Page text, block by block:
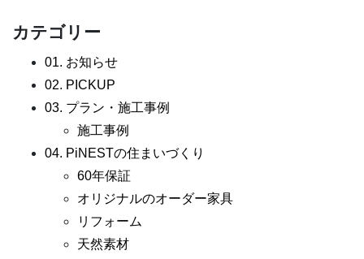
カテゴリー
01. お知らせ
02. PICKUP
03. プラン・施工事例
施工事例
04. PiNESTの住まいづくり
60年保証
オリジナルのオーダー家具
リフォーム
天然素材